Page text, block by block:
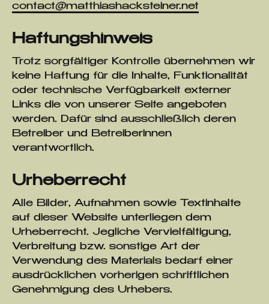
contact@matthiashacksteiner.net
Haftungshinweis
Trotz sorgfältiger Kontrolle übernehmen wir
keine Haftung für die Inhalte, Funktionalität
oder technische Verfügbarkeit externer
Links die von unserer Seite angeboten
werden. Dafür sind ausschließlich deren
Betreiber und Betreiberinnen
verantwortlich.
Urheberrecht
Alle Bilder, Aufnahmen sowie Textinhalte
auf dieser Website unterliegen dem
Urheberrecht. Jegliche Vervielfältigung,
Verbreitung bzw. sonstige Art der
Verwendung des Materials bedarf einer
ausdrücklichen vorherigen schriftlichen
Genehmigung des Urhebers.